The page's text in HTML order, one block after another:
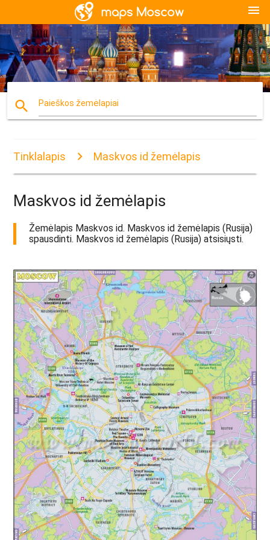
menu
search Paieškos žemėlapiai
Tinklalapis Maskvos id žemėlapis
Maskvos id žemėlapis
Žemėlapis Maskvos id. Maskvos id žemėlapis (Rusija)
spausdinti. Maskvos id žemėlapis (Rusija) atsisiųsti.